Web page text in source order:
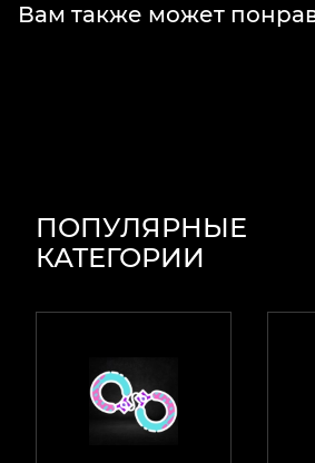
Вам также может
ПОПУЛЯРНЫЕ
КАТЕГОРИИ